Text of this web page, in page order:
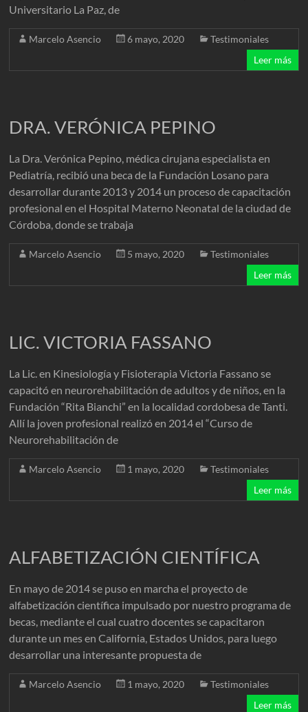
Universitario La Paz, de
Marcelo Asencio 6 mayo, 2020
Testimoniales
Leer más
DRA. VERÓNICA PEPINO
La Dra. Verónica Pepino, médica cirujana especialista en
Pediatría, recibió una beca de la Fundación Losano para
desarrollar durante 2013 y 2014 un proceso de capacitación
profesional en el Hospital Materno Neonatal de la ciudad de
Córdoba, donde se trabaja
Marcelo Asencio 5 mayo, 2020
Testimoniales
Leer más
LIC. VICTORIA FASSANO
La Lic. en Kinesiología y Fisioterapia Victoria Fassano se
capacitó en neurorehabilitación de adultos y de niños, en la
Fundación “Rita Bianchi” en la localidad cordobesa de Tanti.
Allí la joven profesional realizó en 2014 el “Curso de
Neurorehabilitación de
Marcelo Asencio 1 mayo, 2020
Testimoniales
Leer más
ALFABETIZACIÓN CIENTÍFICA
En mayo de 2014 se puso en marcha el proyecto de
alfabetización científica impulsado por nuestro programa de
becas, mediante el cual cuatro docentes se capacitaron
durante un mes en California, Estados Unidos, para luego
desarrollar una interesante propuesta de
Marcelo Asencio 1 mayo, 2020
Testimoniales
Leer más